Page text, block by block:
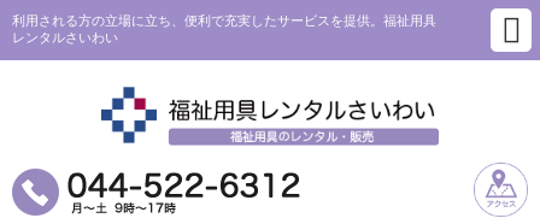
利用される方の立場に立ち、便利で充実したサービスを提供。福祉用具
レンタルさいわい